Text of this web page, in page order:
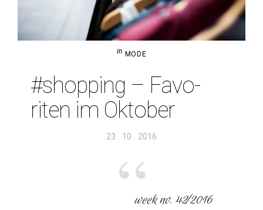
in MODE
#shop­ping – Favo­
riten im Oktober
Veröffentlicht
23 . 10 . 2016
week no. 42⁄2016